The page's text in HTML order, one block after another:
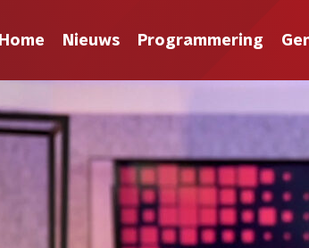
Home Nieuws Programmering